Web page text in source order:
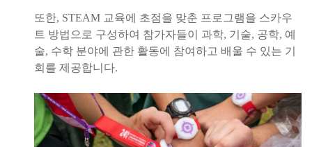
또한, STEAM 교육에 초점을 맞춘 프로그램을 스카우
트 방법으로 구성하여 참가자들이 과학, 기술, 공학, 예
술, 수학 분야에 관한 활동에 참여하고 배울 수 있는 기
회를 제공합니다.